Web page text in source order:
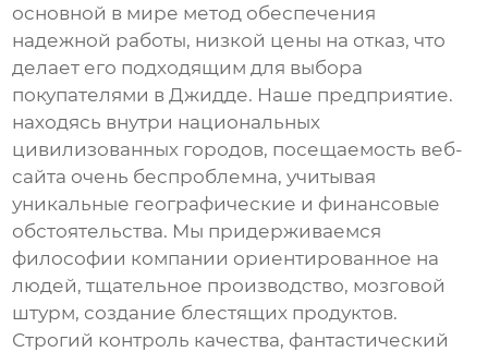
основной в мире метод обеспечения
надежной работы, низкой цены на отказ, что
делает его подходящим для выбора
покупателями в Джидде. Наше предприятие.
находясь внутри национальных
цивилизованных городов, посещаемость веб-
сайта очень беспроблемна, учитывая
уникальные географические и финансовые
обстоятельства. Мы придерживаемся
философии компании ориентированное на
людей, тщательное производство, мозговой
штурм, создание блестящих продуктов.
Строгий контроль качества, фантастический